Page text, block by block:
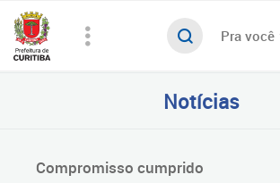
Pra você
Notícias
Compromisso cumprido